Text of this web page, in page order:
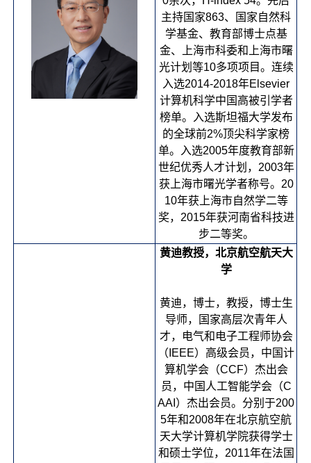
主持国家863、国家自然科
学基金、教育部博士点基
金、上海市科委和上海市曙
光计划等10多项项目。连续
入选2014-2018年Elsevier
计算机科学中国高被引学者
榜单。入选斯坦福大学发布
的全球前2%顶尖科学家榜
单。入选2005年度教育部新
世纪优秀人才计划，2003年
获上海市曙光学者称号。20
10年获上海市自然学二等
奖，2015年获河南省科技进
步二等奖。
黄迪教授，北京航空航天大
学
黄迪，博士，教授，博士生
导师，国家高层次青年人
才，电气和电子工程师协会
（IEEE）高级会员，中国计
算机学会（CCF）杰出会
员，中国人工智能学会（C
AAI）杰出会员。分别于200
5年和2008年在北京航空航
天大学计算机学院获得学士
和硕士学位，2011年在法国